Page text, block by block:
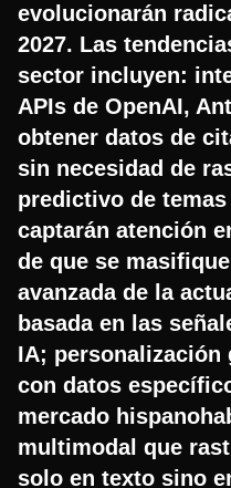
evolucionarán
2027. Las
sector incluyen:
APIs de OpenAI,
obtener datos de
sin necesidad de
predictivo de
captarán atención
de que se
avanzada de la
basada en las
IA; personalización
con datos
mercado
multimodal que
solo en texto sino